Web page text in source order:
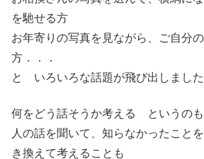
を馳せる方
お年寄りの写真を見ながら、ご自分
方．．．
と いろいろな話題が飛び出しました
何をどう話そうか考える というのも
人の話を聞いて、知らなかったこと
き換えて考えることも